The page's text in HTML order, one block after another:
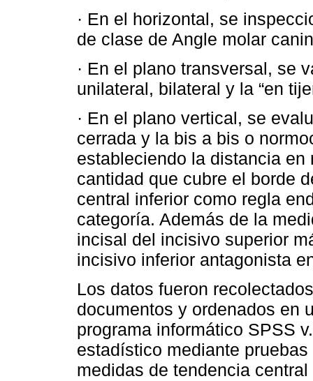
· En el horizontal, se
de clase de Angle molar
· En el plano transversal, se
unilateral, bilateral y la “en
· En el plano vertical, se
cerrada y la bis a bis o
estableciendo la distancia
cantidad que cubre el borde
central inferior como regla
categoría. Además de la
incisal del incisivo superior
incisivo inferior antagonista
Los datos fueron
documentos y ordenados en
programa informático SPSS
estadístico mediante
medidas de tendencia